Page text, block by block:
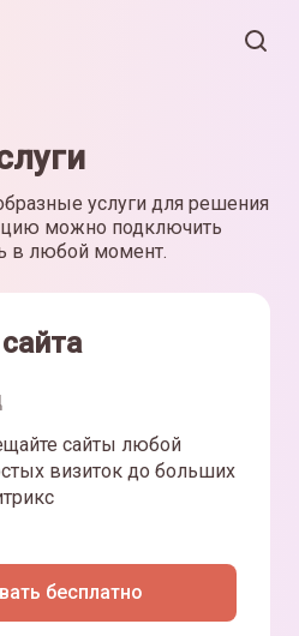
услуги для решения
можно подключить
в любой момент.
сайты любой
визиток до больших
бесплатно